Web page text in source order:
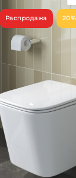
Распродажа 20%